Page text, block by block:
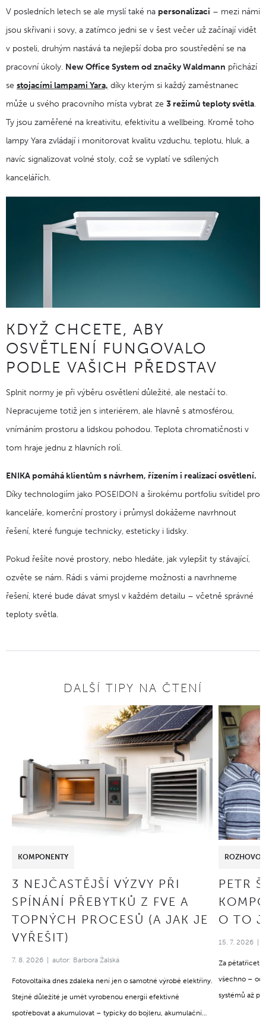
V posledních letech se ale myslí také na personalizaci – mezi námi
jsou skřivani i sovy, a zatímco jedni se v šest večer už začínají vidět
v posteli, druhým nastává ta nejlepší doba pro soustředění se na
pracovní úkoly. New Office System od značky Waldmann přichází
se stojacími lampami Yara, díky kterým si každý zaměstnanec
může u svého pracovního místa vybrat ze 3 režimů teploty světla.
Ty jsou zaměřené na kreativitu, efektivitu a wellbeing. Kromě toho
lampy Yara zvládají i monitorovat kvalitu vzduchu, teplotu, hluk, a
navíc signalizovat volné stoly, což se vyplatí ve sdílených
kancelářích.
KDYŽ CHCETE, ABY
OSVĚTLENÍ FUNGOVALO
PODLE VAŠICH PŘEDSTAV
Splnit normy je při výběru osvětlení důležité, ale nestačí to.
Nepracujeme totiž jen s interiérem, ale hlavně s atmosférou,
vnímáním prostoru a lidskou pohodou. Teplota chromatičnosti v
tom hraje jednu z hlavních rolí.
ENIKA pomáhá klientům s návrhem, řízením i realizací osvětlení.
Díky technologiím jako POSEIDON a širokému portfoliu svítidel pro
kanceláře, komerční prostory i průmysl dokážeme navrhnout
řešení, které funguje technicky, esteticky i lidsky.
Pokud řešíte nové prostory, nebo hledáte, jak vylepšit ty stávající,
ozvěte se nám. Rádi s vámi projdeme možnosti a navrhneme
řešení, které bude dávat smysl v každém detailu – včetně správné
teploty světla.
DALŠÍ TIPY NA ČTENÍ
KOMPONENTY
3 NEJČASTĚJŠÍ VÝZVY PŘI
SPÍNÁNÍ PŘEBYTKŮ Z FVE A
TOPNÝCH PROCESŮ (A JAK JE
VYŘEŠIT)
7. 8. 2026 autor: Barbora Žalská
Fotovoltaika dnes zdaleka není jen o samotné výrobě elektřiny.
Stejně důležité je umět vyrobenou energii efektivně
spotřebovat a akumulovat – typicky do bojleru, akumulační
PETR
O TO
15. 7. 2026
Za pětatřicet
všechno – od
systémů až